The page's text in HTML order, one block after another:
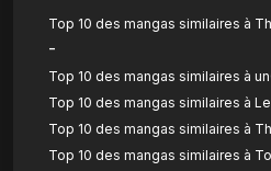
Top 10 des mangas similaires à
-
Top 10 des mangas similaires à
Top 10 des mangas similaires à
Top 10 des mangas similaires à
Top 10 des mangas similaires à